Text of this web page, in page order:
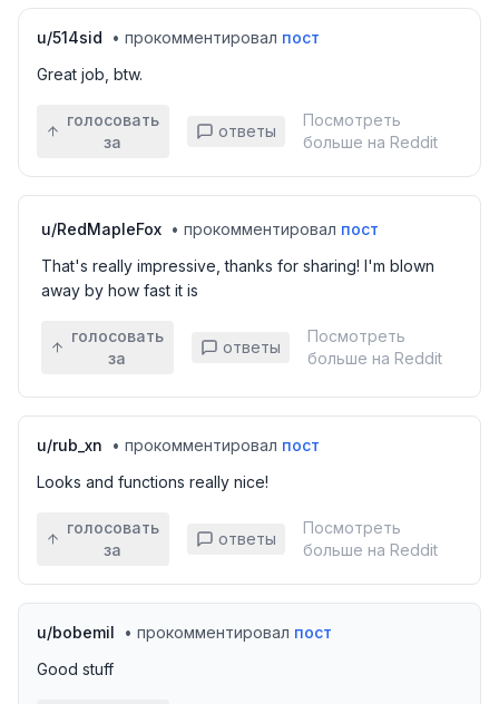
u/514sid • прокомментировал пост
Great job, btw.
голосовать
за
ответы
Посмотреть
больше на Reddit
u/RedMapleFox • прокомментировал пост
That's really impressive, thanks for sharing! I'm blown
away by how fast it is
голосовать
за
ответы
Посмотреть
больше на Reddit
u/rub_xn • прокомментировал пост
Looks and functions really nice!
голосовать
за
ответы
Посмотреть
больше на Reddit
u/bobemil • прокомментировал пост
Good stuff